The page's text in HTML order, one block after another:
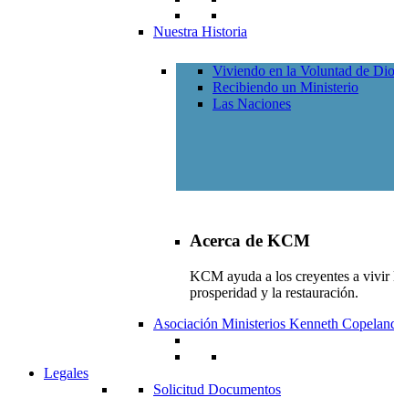
Nuestra Historia
Viviendo en la Voluntad de
Recibiendo un Ministerio
Las Naciones
Acerca de KCM
KCM ayuda a los creyentes a vivir
prosperidad y la restauración.
Asociación Ministerios Kenneth
Legales
Solicitud Documentos